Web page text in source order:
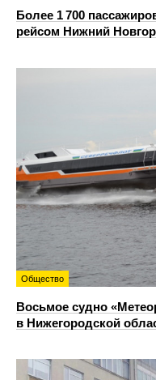
Более 1 700
рейсом Нижний
Общество
Восьмое судно
в Нижегородской